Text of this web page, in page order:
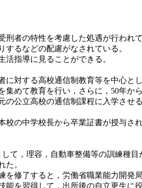
者の特性を考慮した処遇が行われ
るなどの配慮がなされている。
指導に見ることができる。
対する高校通信制教育等を中心とし
集めて教育を行い，さらに，50年か
の公立高校の通信制課程に入学させ
の中学校長から卒業証書が授与され
て，理容，自動車整備等の訓練種目
た。
修了すると，労働省職業能力開発
能を習得して，出所後の自立更生に